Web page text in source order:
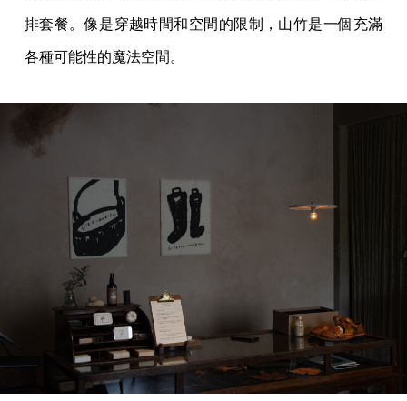
排套餐。像是穿越時間和空間的限制，山竹是一個充滿
各種可能性的魔法空間。